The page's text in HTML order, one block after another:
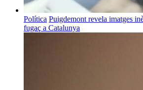
Política Puigdemont revela imatges
fugaç a Catalunya